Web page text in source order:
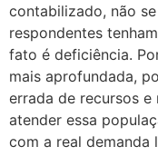
contabilizado, não
respondentes
fato é deficiência.
mais aprofundada,
errada de recursos
atender essa
com a real demanda